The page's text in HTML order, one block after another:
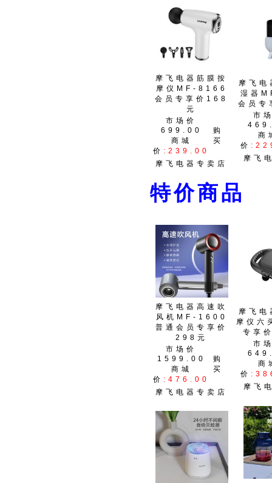
摩飞电器筋膜按
摩仪MF-8166
会员专享价168
元
市场价
699.00
购
买
商城
价 :239.00
摩飞电器专卖店
摩飞电
湿器
会员
市
商
价
摩飞
特
摩飞电器高速吹
风机MF-1600
普通会员专享价
298元
市场价
1599.00
购
买
商城
价 :476.00
摩飞电器专卖店
摩飞电
摩仪六
专享
市
商
价
摩飞